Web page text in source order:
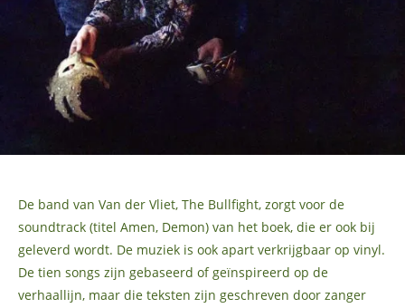
De band van Van der Vliet, The Bullfight, zorgt voor de
soundtrack (titel Amen, Demon) van het boek, die er ook bij
geleverd wordt. De muziek is ook apart verkrijgbaar op vinyl.
De tien songs zijn gebaseerd of geïnspireerd op de
verhaallijn, maar die teksten zijn geschreven door zanger